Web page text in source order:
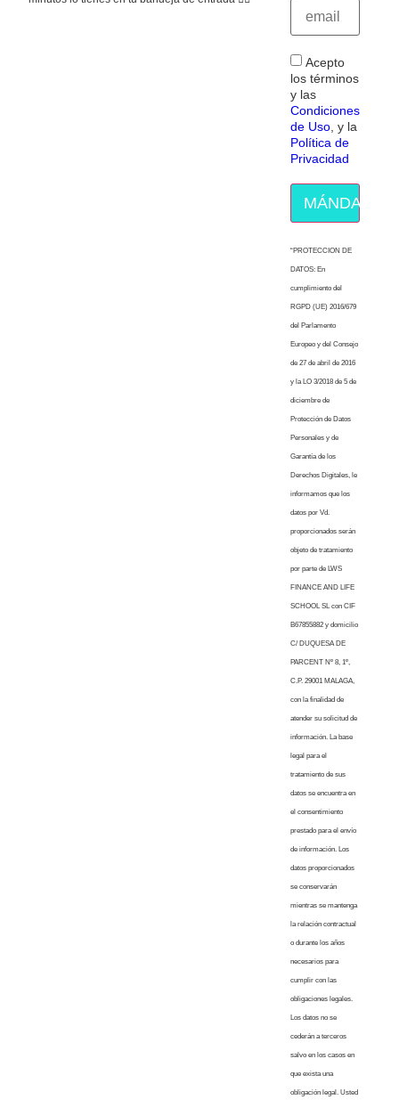
Acepto
los términos
y las
Condiciones
de Uso, y la
Política de
Privacidad
MÁNDAME
“PROTECCION DE
DATOS: En
cumplimiento del
RGPD (UE) 2016/679
del Parlamento
Europeo y del Consejo
de 27 de abril de 2016
y la LO 3/2018 de 5 de
diciembre de
Protección de Datos
Personales y de
Garantía de los
Derechos Digitales, le
informamos que los
datos por Vd.
proporcionados serán
objeto de tratamiento
por parte de LWS
FINANCE AND LIFE
SCHOOL SL con CIF
B67855882 y domicilio
C/ DUQUESA DE
PARCENT Nº 8, 1º,
C.P. 29001 MALAGA,
con la finalidad de
atender su solicitud de
información. La base
legal para el
tratamiento de sus
datos se encuentra en
el consentimiento
prestado para el envío
de información. Los
datos proporcionados
se conservarán
mientras se mantenga
la relación contractual
o durante los años
necesarios para
cumplir con las
obligaciones legales.
Los datos no se
cederán a terceros
salvo en los casos en
que exista una
obligación legal. Usted